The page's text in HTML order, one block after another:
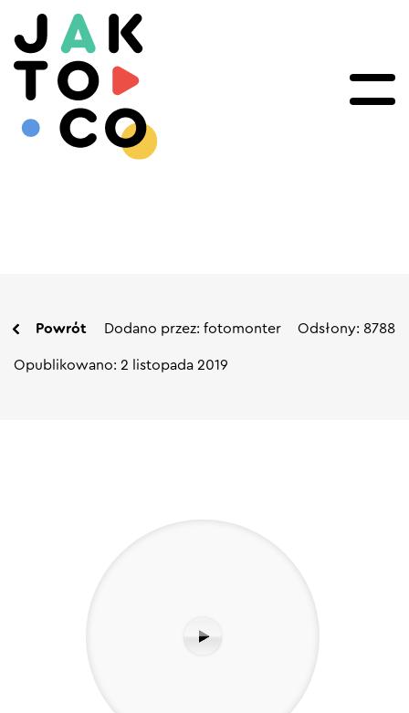
Powrót Dodano przez: fotomonter Odsłony: 8788
Opublikowano: 2 listopada 2019